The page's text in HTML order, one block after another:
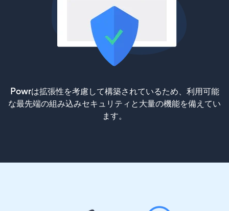
Powrは拡張性を考慮して構築されているため、利用可能
な最先端の組み込みセキュリティと大量の機能を備えてい
ます。